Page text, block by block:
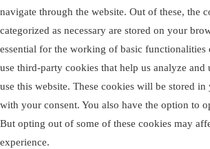
navigate through the website. Out of these, the
categorized as necessary are stored on your
essential for the working of basic functionalities
use third-party cookies that help us analyze and
use this website. These cookies will be stored
with your consent. You also have the option to
But opting out of some of these cookies may
experience.